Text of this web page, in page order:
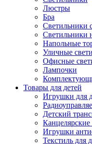
Люстры
Бра
Светильники
Светильники
Напольные
Уличные
Офисные
Лампочки
Товары для детей
Игрушки для
Детский
Игрушки
Текстиль для